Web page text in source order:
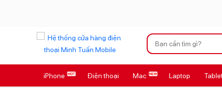
Xu hướng tìm kiếm
iPhone 17
iPhone Điện thoại Mac Laptop